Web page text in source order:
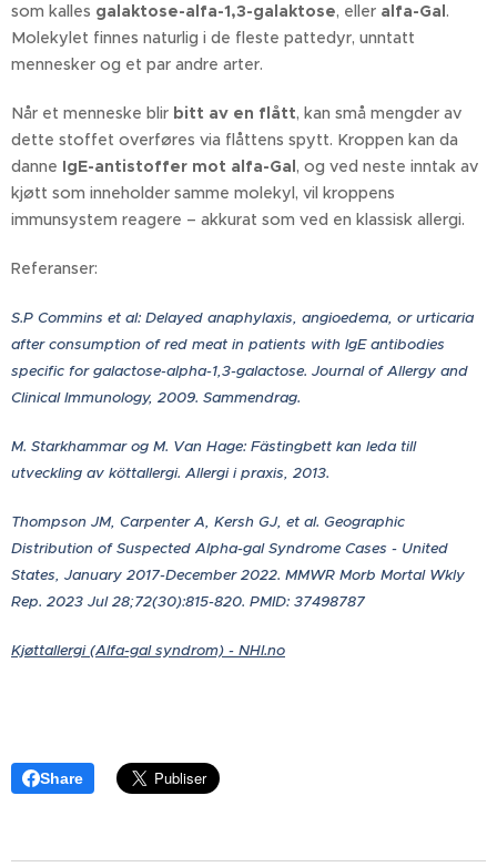
som kalles galaktose-alfa-1,3-galaktose, eller alfa-Gal .
Molekylet finnes naturlig i de fleste pattedyr, unntatt
mennesker og et par andre arter.
Når et menneske blir bitt av en flått, kan små mengder av
dette stoffet overføres via flåttens spytt. Kroppen kan da
danne IgE-antistoffer mot alfa-Gal , og ved neste inntak av
kjøtt som inneholder samme molekyl, vil kroppens
immunsystem reagere – akkurat som ved en klassisk allergi.
Referanser:
S.P Commins et al: Delayed anaphylaxis, angioedema, or urticaria
after consumption of red meat in patients with IgE antibodies
specific for galactose-alpha-1,3-galactose. Journal of Allergy and
Clinical Immunology, 2009. Sammendrag.
M. Starkhammar og M. Van Hage: Fästingbett kan leda till
utveckling av köttallergi. Allergi i praxis, 2013.
Thompson JM, Carpenter A, Kersh GJ, et al. Geographic
Distribution of Suspected Alpha-gal Syndrome Cases - United
States, January 2017-December 2022. MMWR Morb Mortal Wkly
Rep. 2023 Jul 28;72(30):815-820. PMID: 37498787
Kjøttallergi (Alfa-gal syndrom) - NHI.no
Share